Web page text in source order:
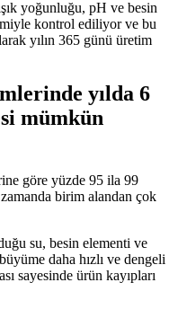
yoğunluğu, pH ve besin
kontrol ediliyor ve bu
yılın 365 günü üretim
yılda 6
mümkün
göre yüzde 95 ila 99
zamanda birim alandan çok
su, besin elementi ve
daha hızlı ve dengeli
sayesinde ürün kayıpları